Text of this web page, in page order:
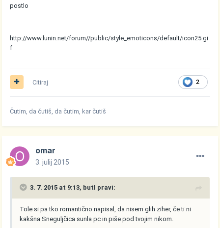
postlo
http://www.lunin.net/forum//public/style_emoticons/default/icon25.gi
f
2
Citiraj
Čutim, da čutiš, da čutim, kar čutiš
omar
3. julij 2015
3. 7. 2015 at 9:13, butl pravi:
Tole si pa tko romantično napisal, da nisem glih ziher, če ti ni
kakšna Sneguljčica sunla pc in piše pod tvojim nikom.